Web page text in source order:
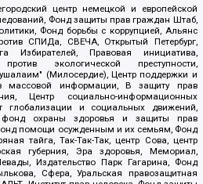
центр немецкой и европейской
Фонд защиты прав граждан Штаб,
Фонд борьбы с коррупцией, Альянс
СПИДа, СВЕЧА, Открытый Петербург,
Избирателей, Правовая инициатива,
экологической преступности,
(Милосердие), Центр поддержки и
массовой информации, В защиту прав
Центр социально-информационных
глобализации и социальных движений,
фонд охраны здоровья и защиты прав
помощи осужденным и их семьям, Фонд
тайга, Так-Так-Так, центр Сова, центр
губерния, Эра здоровья, Мемориал,
Издательство Парк Гагарина, Фонд
Сфера, Уральская правозащитная